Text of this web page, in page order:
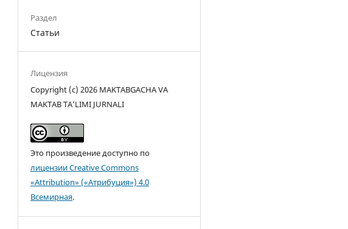
Раздел
Статьи
Лицензия
Copyright (c) 2026 MAKTABGACHA VA
MAKTAB TA’LIMI JURNALI
Это произведение доступно по
лицензии Creative Commons
«Attribution» («Атрибуция») 4.0
Всемирная.